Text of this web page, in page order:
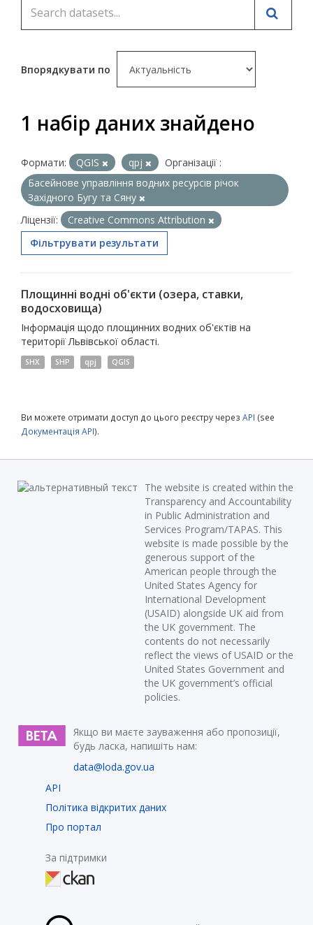
Впорядкувати по
1 набір даних знайдено
Формати: QGIS qpj
Організації :
Басейнове управління водних ресурсів річок
Західного Бугу та Сяну
Ліцензії:
Creative Commons Attribution
Фільтрувати результати
Площинні водні об'єкти (озера, ставки,
водосховища)
Інформація щодо площинних водних об'єктів на
території Львівської області.
SHX SHP qpj QGIS
Ви можете отримати доступ до цього реєстру через API (see
Документація API).
The website is created within the
Transparency and Accountability
in Public Administration and
Services Program/TAPAS. This
website is made possible by the
generous support of the
American people through the
United States Agency for
International Development
(USAID) alongside UK aid from
the UK government. The
contents do not necessarily
reflect the views of USAID or the
United States Government and
the UK government’s official
policies.
Якщо ви маєте зауваження або пропозиції,
будь ласка, напишіть нам:
data@loda.gov.ua
API
Політика відкритих даних
Про портал
За підтримки